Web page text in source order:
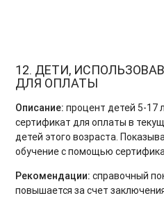
12. ДЕТИ,
ДЛЯ ОПЛАТЫ
Описание: процент детей 5-17
сертификат для оплаты в
детей этого возраста.
обучение с помощью
Рекомендации: справочный
повышается за счет